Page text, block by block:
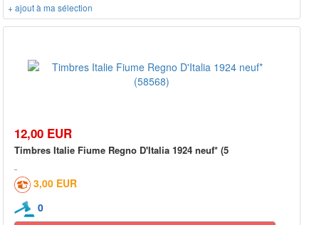
+ ajout à ma sélection
12,00 EUR
Timbres Italie Fiume Regno D'Italia 1924 neuf* (5
3,00 EUR
0